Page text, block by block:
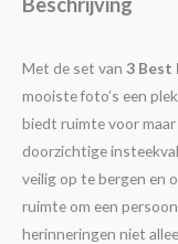
Met de set van 3 Best
mooiste foto’s een
biedt ruimte voor
doorzichtige
veilig op te bergen en
ruimte om een
herinneringen niet